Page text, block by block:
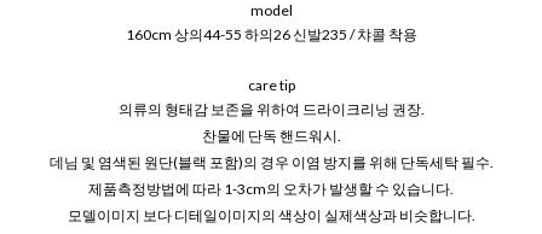
model
160cm 상의44-55 하의26 신발235 / 챠콜 착용
care tip
의류의 형태감 보존을 위하여 드라이크리닝 권장.
찬물에 단독 핸드워시.
데님 및 염색된 원단(블랙 포함)의 경우 이염 방지를 위해 단독세탁 필수.
제품측정방법에 따라 1-3cm의 오차가 발생할 수 있습니다.
모델이미지 보다 디테일이미지의 색상이 실제색상과 비슷합니다.